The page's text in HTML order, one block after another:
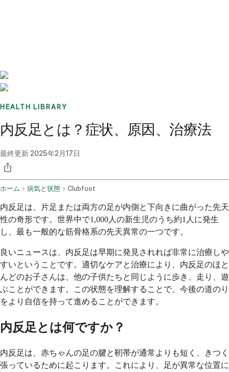
HEALTH LIBRARY
内反足とは？症状、原因、治療法
最終更新2025年2月17日
ホーム 病気と状態 Clubfoot
内反足は、片足または両方の足が内側と下向きに曲がった先天
性の奇形です。世界中で1,000人の新生児のうち約1人に発生
し、最も一般的な筋骨格系の先天異常の一つです。
良いニュースは、内反足は早期に発見されれば非常に治療しや
すいということです。適切なケアと治療により、内反足のほと
んどのお子さんは、他の子供たちと同じように歩き、走り、遊
ぶことができます。この状態を理解することで、今後の道のり
をより自信を持って進めることができます。
内反足とは何ですか？
内反足は、赤ちゃんの足の腱と靭帯が通常よりも短く、きつく
張っているために起こります。これにより、足が異常な位置に